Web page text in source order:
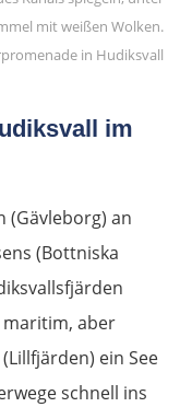
in Hudiksvall
im
(Gävleborg) an
(Bottniska
maritim, aber
ein See
schnell ins